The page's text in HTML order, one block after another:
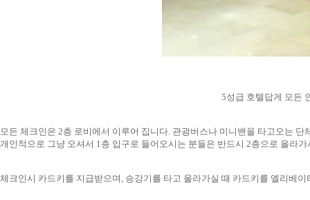
5성급 호텔답게 모든
모든 체크인은 2층 로비에서 이루어 집니다. 관광버스나 미니밴을 타고오는
개인적으로 그냥 오셔서 1층 입구로 들어오시는 분들은 반드시 2층으로 올라
체크인시 카드키를 지급받으며, 승강기를 타고 올라가실 때 카드키를 엘리베